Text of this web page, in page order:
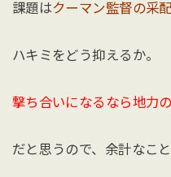
課題はクーマン監督の采
ハキミをどう抑えるか。
撃ち合いになるなら地力
だと思うので、余計なこ